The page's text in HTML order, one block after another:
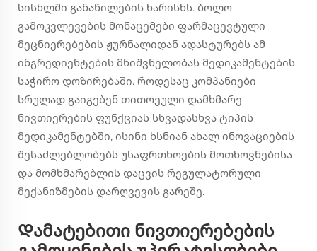
სისხლში განაწილების ხარისხს. ბოლო
გამოკვლევების მონაცემები ფარმაცევტული
მეცნიერებების ჟურნალიდან ადასტურებს ამ
ინგრედიენტების მნიშვნელობას მედიკამენტების
საჭირო დოზირებაში. როდესაც კომპანიები
სრულად გაიგებენ თითოეული დამხმარე
ნივთიერების ფუნქციას სხვადასხვა ტიპის
მედიკამენტებში, ისინი ხსნიან ახალ ინოვაციების
შესაძლებლობებს უსაფრთხოების მოთხოვნებისა
და მომხმარებლის დაცვის რეგულატორული
მექანიზმების დარღვევის გარეშე.
Დამატებითი ნივთიერებების